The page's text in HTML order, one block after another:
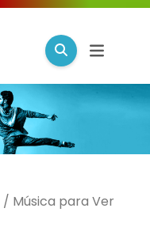
/ Música para Ver